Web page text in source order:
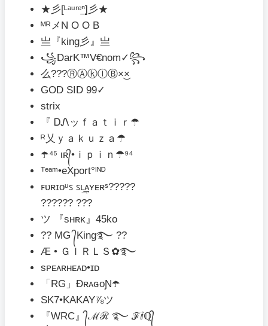
★彡[ᴸᵃᵘʳᵉ͢͢͢ⁿ]彡★
ᴹᴿメN O O B
亗『king彡』亗
꧁DarK™V€nom✓꧂
么???ⓇⒶⓚⒾⒷ×͜×
GOD SID 99✓
strix
『 ᎠᏁッｆａｔｉｒ☂
ᴿ乂ｙａｋｕｚａ☂
☂️️⁴⁵ ιʀ᭄•ｉｐｉｎ☂⁹⁴
ᵀᵉᵃᵐ•eXport°ᴵᴺᴰ
ꜰᴜʀɪᴏᵘꜱ ꜱʟ͢͢͢ᴀʏᴇʀˢ?????
?????? ???
ツ 『sʜʀᴋ』45kᴏ
?? MG ᭄King࿐ ??
Æ • ＧＩＲＬＳ✿࿐
sᴘᴇᴀʀʜᴇᴀᴅ•ɪᴅ
「RG」ĐʀᴀɢᴏƝ☂️
SK7•KAKAY⅞ツ
『WRC』᭄ℳℛ ࿐ ℱⅈℚ᭄